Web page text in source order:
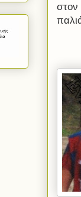
στον